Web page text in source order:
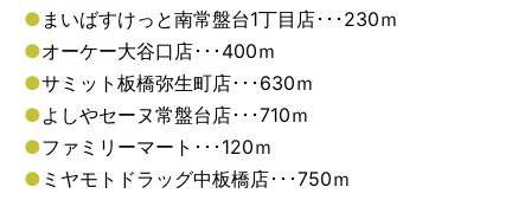
● まいばすけっと南常盤台1丁目店･･･230ｍ
●オーケー大谷口店･･･400ｍ
●サミット板橋弥生町店･･･630ｍ
●よしやセーヌ常盤台店･･･710ｍ
●ファミリーマート･･･120ｍ
● ミヤモトドラッグ中板橋店･･･750ｍ